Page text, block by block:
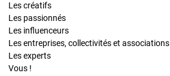
Les créatifs
Les passionnés
Les influenceurs
Les entreprises, collectivités et associations
Les experts
Vous !